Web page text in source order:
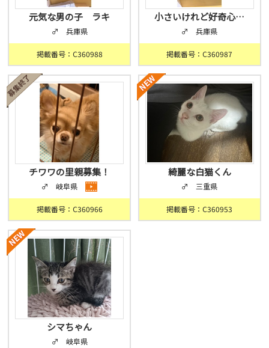
元気な男の子 ラキ
♂ 兵庫県
掲載番号：C360988
小さいけれど好奇心…
♂ 兵庫県
掲載番号：C360987
チワワの里親募集！
♂ 岐阜県
掲載番号：C360966
綺麗な白猫くん
♂ 三重県
掲載番号：C360953
シマちゃん
♂ 岐阜県